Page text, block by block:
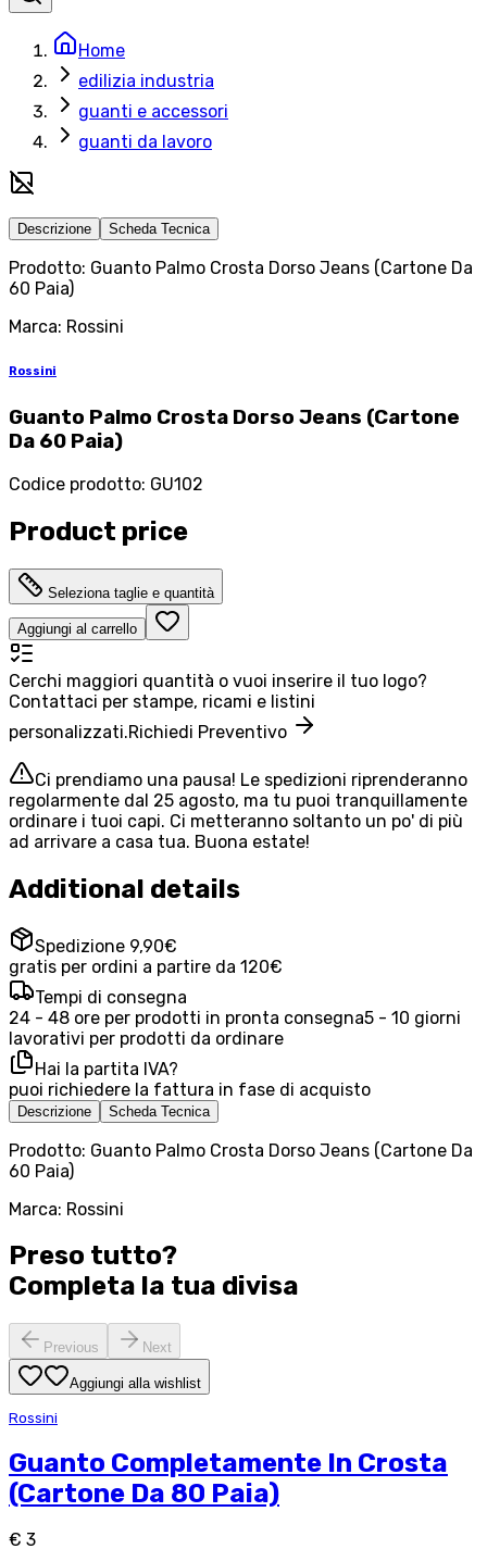
Home
edilizia industria
guanti e accessori
guanti da lavoro
Descrizione Scheda Tecnica
Prodotto: Guanto Palmo Crosta Dorso Jeans (Cartone Da
60 Paia)
Marca: Rossini
Rossini
Guanto Palmo Crosta Dorso Jeans (Cartone
Da 60 Paia)
Codice prodotto: GU102
Product price
Seleziona taglie e quantità
Aggiungi al carrello
Cerchi maggiori quantità o vuoi inserire il tuo logo?
Contattaci per stampe, ricami e listini
personalizzati.Richiedi Preventivo
Ci prendiamo una pausa! Le spedizioni riprenderanno
regolarmente dal 25 agosto, ma tu puoi tranquillamente
ordinare i tuoi capi. Ci metteranno soltanto un po' di più
ad arrivare a casa tua. Buona estate!
Additional details
Spedizione 9,90€
gratis per ordini a partire da 120€
Tempi di consegna
24 - 48 ore per prodotti in pronta consegna5 - 10 giorni
lavorativi per prodotti da ordinare
Hai la partita IVA?
puoi richiedere la fattura in fase di acquisto
Descrizione Scheda Tecnica
Prodotto: Guanto Palmo Crosta Dorso Jeans (Cartone Da
60 Paia)
Marca: Rossini
Preso tutto?
Completa la tua divisa
Previous Next
Aggiungi alla wishlist
Rossini
Guanto Completamente In Crosta
(Cartone Da 80 Paia)
€ 3